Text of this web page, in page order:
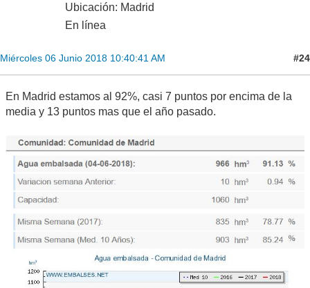
Ubicación: Madrid
En línea
Miércoles 06 Junio 2018 10:40:41 AM #24
En Madrid estamos al 92%, casi 7 puntos por encima de la
media y 13 puntos mas que el año pasado.